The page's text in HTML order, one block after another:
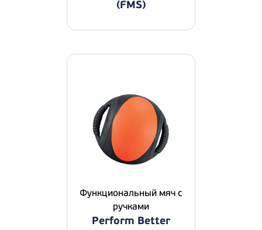
(FMS)
Функциональный мяч с
ручками
Perform Better